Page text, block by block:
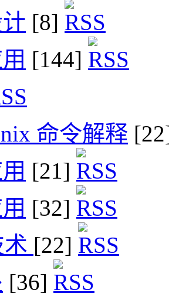
[8]
[144]
命令解释
[21]
[32]
术 [22]
[36]